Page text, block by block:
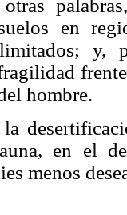
en
y,
hombre.
en el
menos